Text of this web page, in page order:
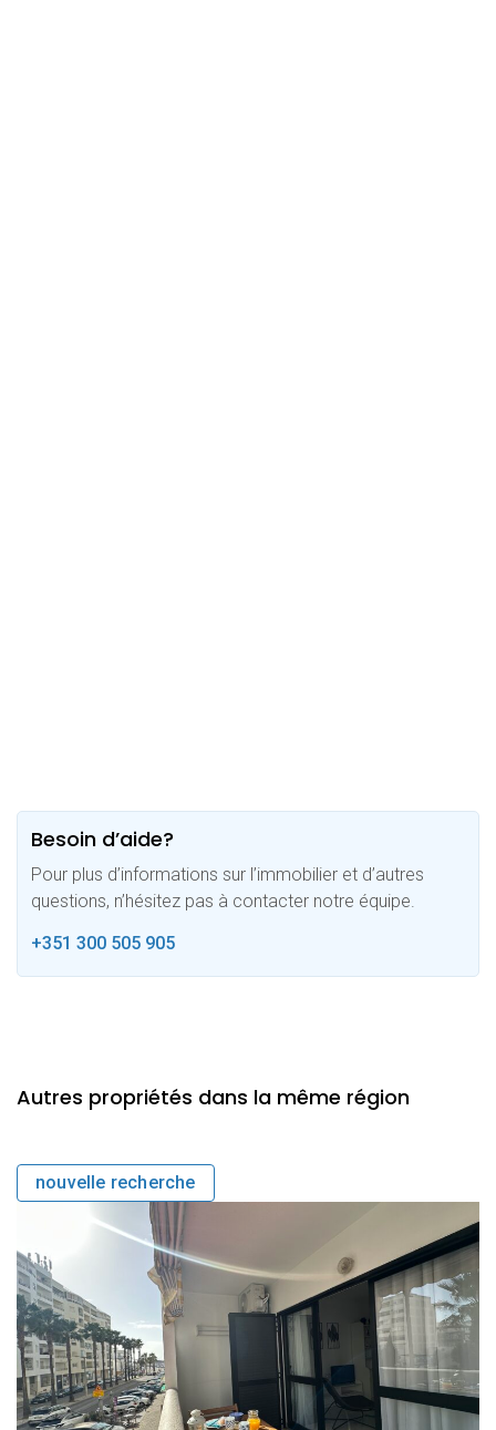
Besoin d’aide?
Pour plus d’informations sur l’immobilier et d’autres
questions, n’hésitez pas à contacter notre équipe.
+351 300 505 905
Autres propriétés dans la même région
nouvelle recherche